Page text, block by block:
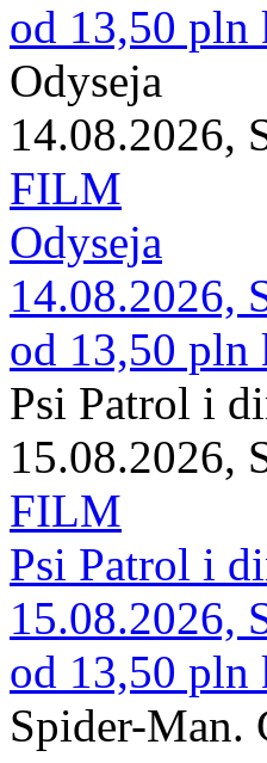
od 13,50 pln
Odyseja
14.08.2026,
FILM
Odyseja
14.08.2026,
od 13,50 pln
Psi Patrol i
15.08.2026,
FILM
Psi Patrol i
15.08.2026,
od 13,50 pln
Spider-Man.